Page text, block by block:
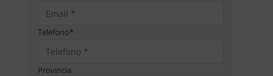
Telefono*
Provincia